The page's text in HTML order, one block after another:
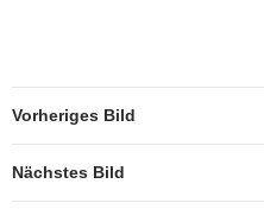
Vorheriges Bild
Nächstes Bild